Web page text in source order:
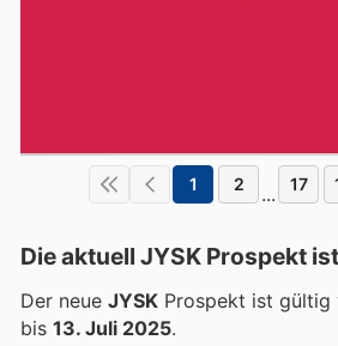
1 2 ... 17
Die aktuell JYSK Prospekt
Der neue JYSK Prospekt ist gültig
bis 13. Juli 2025.